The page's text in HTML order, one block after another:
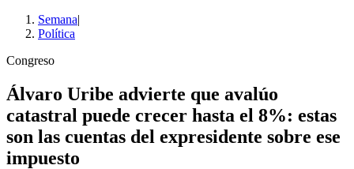
Semana|
Política
Congreso
Álvaro Uribe advierte que avalúo
catastral puede crecer hasta el 8%: estas
son las cuentas del expresidente sobre ese
impuesto